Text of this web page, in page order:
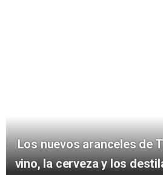
Los nuevos aranceles de
vino, la cerveza y los